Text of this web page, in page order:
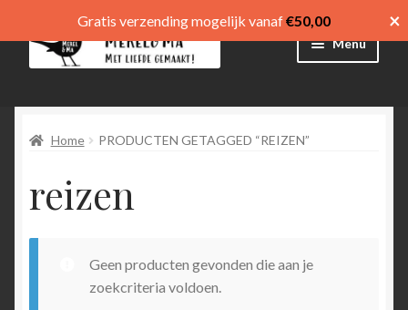
door
navigatie
direct
de
Menu
Afrekenen
Mijn account
Winkelmand
Home PRODUCTEN GETAGGED “REIZEN”
reizen
Geen producten gevonden die aan je
zoekcriteria voldoen.
Gratis verzending mogelijk vanaf€50,00 ×